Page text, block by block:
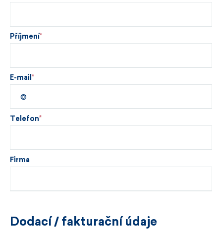
Příjmení
E-mail
Telefon
Firma
Dodací / fakturační údaje